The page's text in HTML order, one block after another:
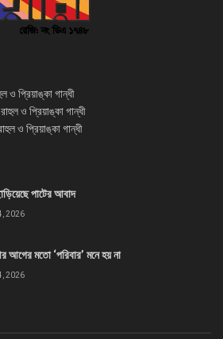
ও প্রিয়াঙ্কা গান্ধী
ও প্রিয়াঙ্কা গান্ধী
ও প্রিয়াঙ্কা গান্ধী
পাটের আবাদ
2026
মতো ‘পরিবার’ মনে হয় না
2026